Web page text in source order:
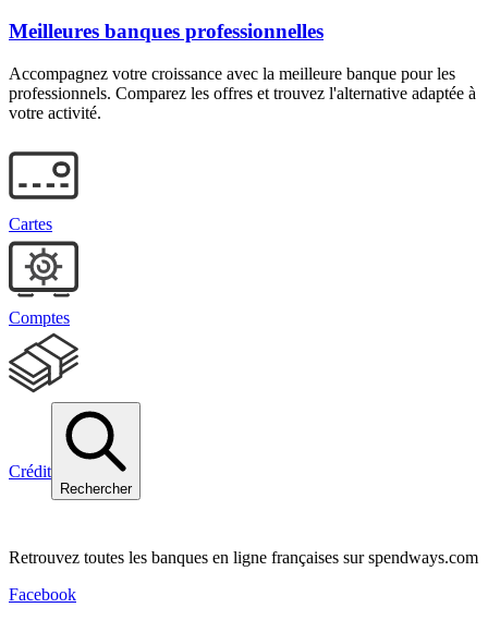
Meilleures banques professionnelles
Accompagnez votre croissance avec la meilleure banque pour les
professionnels. Comparez les offres et trouvez l'alternative adaptée à
votre activité.
Cartes
Comptes
Crédit
Rechercher
Retrouvez toutes les banques en ligne françaises sur spendways.com
Facebook